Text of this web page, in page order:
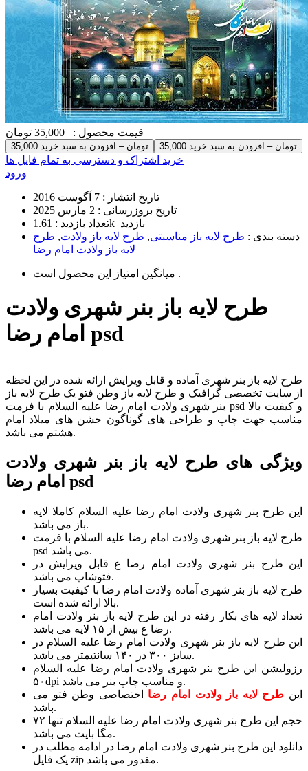
قیمت محصول : 35,000 تومان
35,000 تومان – افزودن به سبد خرید
خرید اشتراک و دسترسی به تمام فایل ها
ورود
تاریخ انتشار : 7 آگوست 2016
تاریخ بروزرسانی : 2 مارس 2025
تعداد بازدید :
1.61k بازدید
دسته بندی : طرح لایه باز مناسبتی, طرح لایه باز ولادت, طرح
لایه باز ولادت امام رضا
میانگین امتیاز این محصول است .
طرح لایه باز بنر شهری ولادت
امام رضا psd
طرح لایه باز بنر شهری آماده و قابل ویرایش ارائه شده در این لحظه
از سایت تخصصی گرافیک و طرح لایه باز وطن فتو یک طرح لایه باز
بنر شهری ولادت امام رضا علیه السلام با فرمت psd و کیفیت بالا
مناسب جهت چاپ و طراحی های گوناگون جشن های میلاد امام
هشتم می باشد.
ویژگی های طرح لایه باز بنر شهری ولادت
امام رضا psd
این طرح بنر شهری ولادت امام رضا علیه السلام کاملا لایه
باز می باشد.
طرح لایه باز بنر شهری ولادت امام رضا علیه السلام با فرمت
psd می باشد.
این طرح بنر شهری ولادت امام رضا ع قابل ویرایش در
فتوشاپ می باشد.
طرح لایه باز بنر شهری آماده ولادت امام رضا با کیفیت بسیار
بالا ارائه شده است.
تعداد لایه های بکار رفته در این طرح لایه باز بنر ولادت امام
رضا ع بیش از ۱۵ لایه می باشد.
این طرح لایه باز بنر شهری ولادت امام رضا علیه السلام در
سایز ۳۰۰ در ۱۴۰ سانتیمتر می باشد.
رزولیشن این طرح بنر شهری ولادت امام رضا علیه السلام
۵۰dpi و مناسب چاپ بنر می باشد.
این طرح لایه باز ولادت امام رضا اختصاصی وطن فتو می
باشد.
حجم این طرح بنر شهری ولادت امام رضا علیه السلام تنها ۷۲
مگا بایت می باشد.
دانلود این طرح بنر شهری ولادت امام رضا در ادامه مطلب در
یک فایل zip مقدور می باشد.